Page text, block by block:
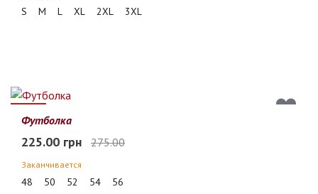
S M L XL 2XL 3XL
18%
Футболка
225.00 грн 275.00
Заканчивается
48 50 52 54 56